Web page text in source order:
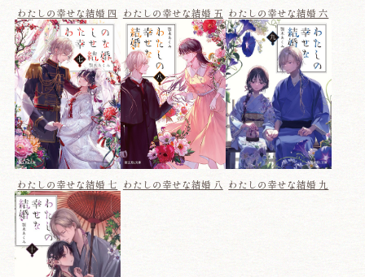
わたしの幸せな結婚 四 わたしの幸せな結婚 五 わたしの幸せな結婚 六
わたしの幸せな結婚 七 わたしの幸せな結婚 八 わたしの幸せな結婚 九